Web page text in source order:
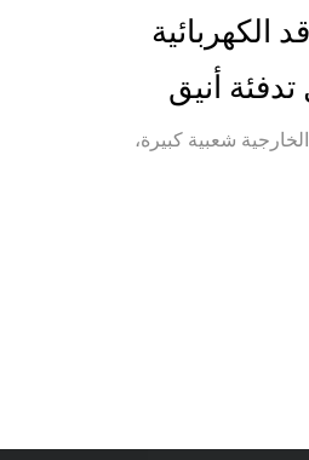
الكهربائية
أنيق
شعبية كبيرة،